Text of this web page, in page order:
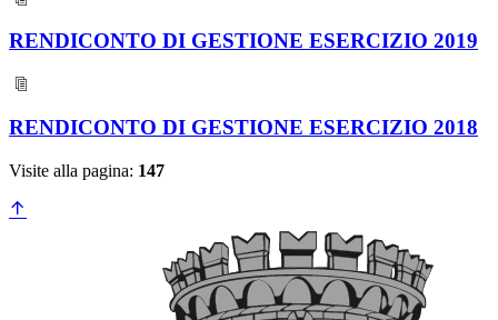
RENDICONTO DI GESTIONE ESERCIZIO 2019
RENDICONTO DI GESTIONE ESERCIZIO 2018
Visite alla pagina: 147